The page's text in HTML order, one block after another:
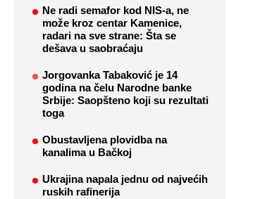
Ne radi semafor kod NIS-a, ne
može kroz centar Kamenice,
radari na sve strane: Šta se
dešava u saobraćaju
Jorgovanka Tabaković je 14
godina na čelu Narodne banke
Srbije: Saopšteno koji su rezultati
toga
Obustavljena plovidba na
kanalima u Bačkoj
Ukrajina napala jednu od najvećih
ruskih rafinerija